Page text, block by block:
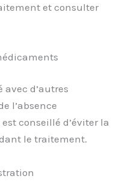
et consulter
d’autres
l’absence
conseillé d’éviter la
le traitement.